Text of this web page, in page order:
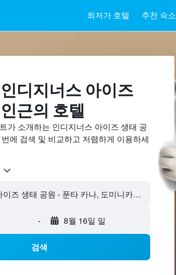
최저가 호텔 추천 숙소
디지너스 아이즈
근의 호텔
가 소개하는 인디지너스 아이즈 생태 공
에 검색 및 비교하고 저렴하게 이용하세
- 8월 16일 일
검색